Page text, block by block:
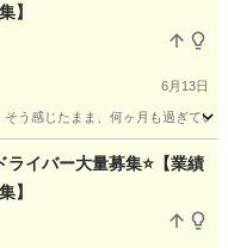
】
6月13日
そう感じたまま、何ヶ月も過ぎて
ライバー大量募集⭐【業績
】